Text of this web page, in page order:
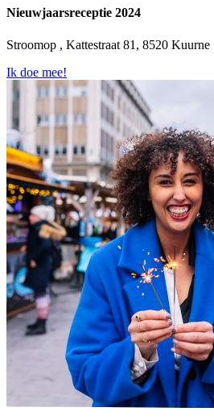
Nieuwjaarsreceptie 2024
Stroomop , Kattestraat 81, 8520 Kuurne
Ik doe mee!